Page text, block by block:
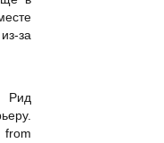
за
Рид
from